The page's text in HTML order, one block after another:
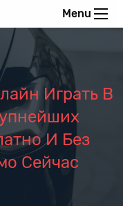
Menu
Играть В
И Без
Сейчас